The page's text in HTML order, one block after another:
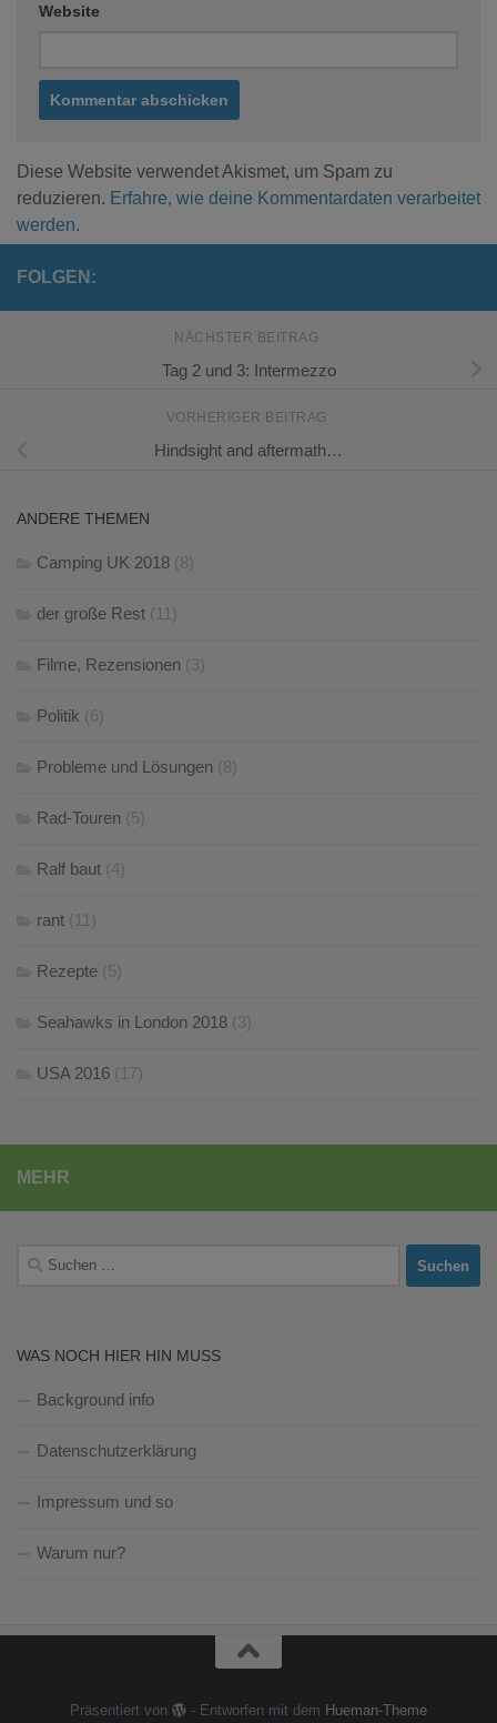
Website
Diese Website verwendet Akismet, um Spam zu
reduzieren. Erfahre, wie deine Kommentardaten verarbeitet
werden.
FOLGEN:
NÄCHSTER BEITRAG
Tag 2 und 3: Intermezzo
VORHERIGER BEITRAG
Hindsight and aftermath…
ANDERE THEMEN
Camping UK 2018 (8)
der große Rest (11)
Filme, Rezensionen (3)
Politik (6)
Probleme und Lösungen (8)
Rad-Touren (5)
Ralf baut (4)
rant (11)
Rezepte (5)
Seahawks in London 2018 (3)
USA 2016 (17)
MEHR
Suchen
WAS NOCH HIER HIN MUSS
Background info
Datenschutzerklärung
Impressum und so
Warum nur?
Präsentiert von - Entworfen mit dem Hueman-Theme